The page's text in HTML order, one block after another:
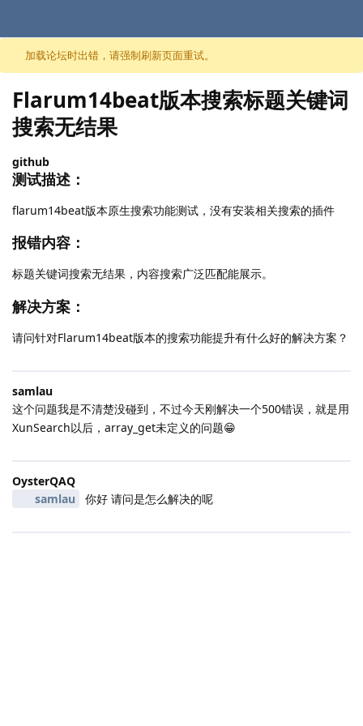
跳至内容
加载论坛时出错，请强制刷新页面重试。
Flarum14beat版本搜索标题关键词
搜索无结果
github
测试描述：
flarum14beat版本原生搜索功能测试，没有安装相关搜索的插件
报错内容：
标题关键词搜索无结果，内容搜索广泛匹配能展示。
解决方案：
请问针对Flarum14beat版本的搜索功能提升有什么好的解决方案？
samlau
这个问题我是不清楚没碰到，不过今天刚解决一个500错误，就是用
XunSearch以后，array_get未定义的问题😁
OysterQAQ
samlau
你好 请问是怎么解决的呢